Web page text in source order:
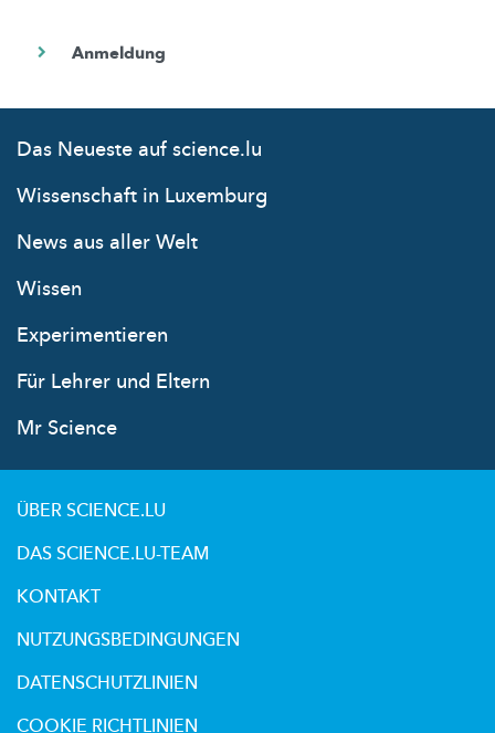
Das Neueste auf science.lu
Wissenschaft in Luxemburg
News aus aller Welt
Wissen
Experimentieren
Für Lehrer und Eltern
Mr Science
ÜBER SCIENCE.LU
DAS SCIENCE.LU-TEAM
KONTAKT
NUTZUNGSBEDINGUNGEN
DATENSCHUTZLINIEN
COOKIE RICHTLINIEN